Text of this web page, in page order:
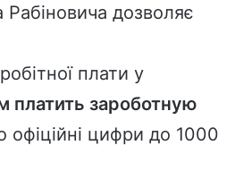
дозволяє
плати у
зароботную
офіційні цифри до 1000